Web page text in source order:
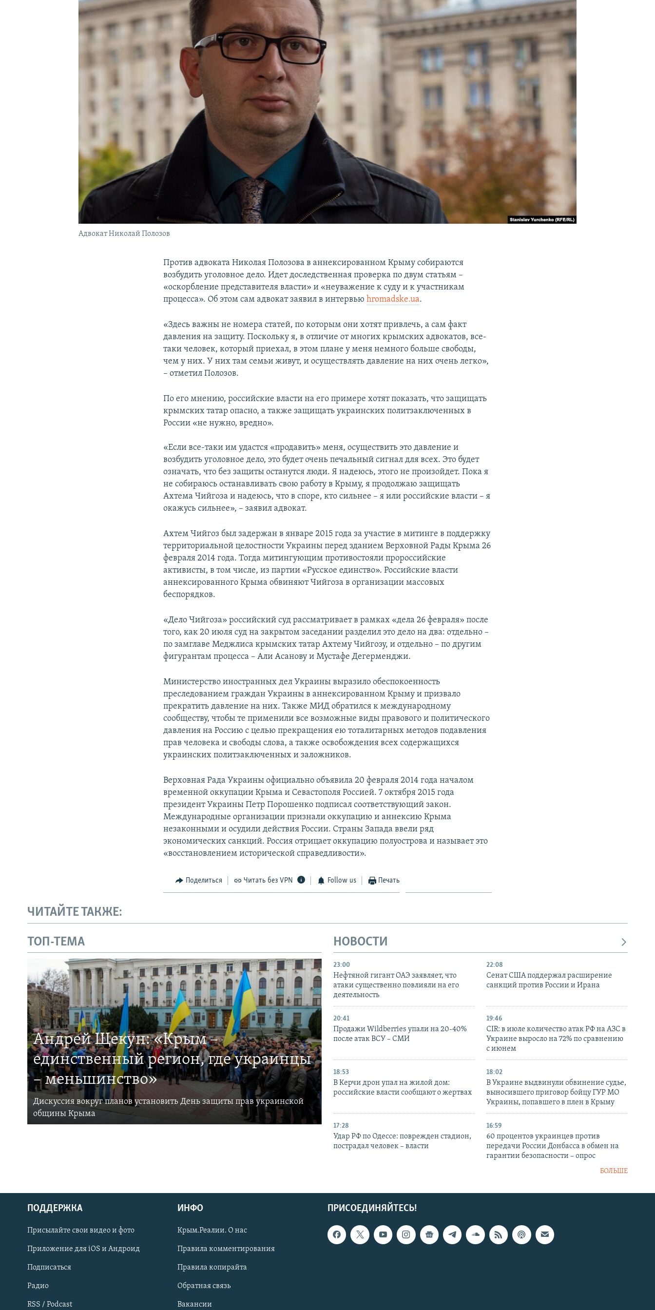
КРЫМ.НЕПОКОРЕННЫЙ
УКРАИНСКАЯ ПРОБЛЕМА КРЫМА
Українською
Qırımtatar
ПРИСОЕДИНЯЙТЕСЬ!
Адвокат Николай Полозов
Против адвоката Николая Полозова в аннексированном Крыму собираются
возбудить уголовное дело. Идет доследственная проверка по двум статьям –
«оскорбление представителя власти» и «неуважение к суду и к участникам
процесса». Об этом сам адвокат заявил в интервьюhromadske.ua.
«Здесь важны не номера статей, по которым они хотят привлечь, а сам факт
давления на защиту. Поскольку я, в отличие от многих крымских адвокатов, все-
таки человек, который приехал, в этом плане у меня немного больше свободы,
чем у них. У них там семьи живут, и осуществлять давление на них очень легко»,
– отметил Полозов.
По его мнению, российские власти на его примере хотят показать, что защищать
крымских татар опасно, а также защищать украинских политзаключенных в
России «не нужно, вредно».
«Если все-таки им удастся «продавить» меня, осуществить это давление и
возбудить уголовное дело, это будет очень печальный сигнал для всех. Это будет
означать, что без защиты останутся люди. Я надеюсь, этого не произойдет. Пока я
не собираюсь останавливать свою работу в Крыму, я продолжаю защищать
Ахтема Чийгоза и надеюсь, что в споре, кто сильнее – я или российские власти – я
окажусь сильнее», – заявил адвокат.
Ахтем Чийгоз был задержан в январе 2015 года за участие в митинге в поддержку
территориальной целостности Украины перед зданием Верховной Рады Крыма 26
февраля 2014 года. Тогда митингующим противостояли пророссийские
активисты, в том числе, из партии «Русское единство». Российские власти
аннексированного Крыма обвиняют Чийгоза в организации массовых
беспорядков.
«Дело Чийгоза» российский суд рассматривает в рамках «дела 26 февраля» после
того, как 20 июля суд на закрытом заседании разделил это дело на два: отдельно –
по замглаве Меджлиса крымских татар Ахтему Чийгозу, и отдельно – по другим
фигурантам процесса – Али Асанову и Мустафе Дегерменджи.
Министерство иностранных дел Украины выразило обеспокоенность
преследованием граждан Украины в аннексированном Крыму и призвало
прекратить давление на них. Также МИД обратился к международному
сообществу, чтобы те применили все возможные виды правового и политического
давления на Россию с целью прекращения ею тоталитарных методов подавления
прав человека и свободы слова, а также освобождения всех содержащихся
украинских политзаключенных и заложников.
Верховная Рада Украины официально объявила 20 февраля 2014 года началом
временной оккупации Крыма и Севастополя Россией. 7 октября 2015 года
президент Украины Петр Порошенко подписал соответствующий закон.
Международные организации признали оккупацию и аннексию Крыма
незаконными и осудили действия России. Страны Запада ввели ряд
экономических санкций. Россия отрицает оккупацию полуострова и называет это
«восстановлением исторической справедливости».
Поделиться Читать без VPN Follow us Печать
ЧИТАЙТЕ ТАКЖЕ:
ТОП-ТЕМА
Андрей Щекун: «Крым –
единственный регион, где украинцы
– меньшинство»
Дискуссия вокруг планов установить День защиты прав украинской
общины Крыма
НОВОСТИ
23:00
Нефтяной гигант ОАЭ заявляет, что
атаки существенно повлияли на его
деятельность
22:08
Сенат США поддержал расширение
санкций против России и Ирана
20:41
Продажи Wildberries упали на 20-40%
после атак ВСУ – СМИ
19:46
CIR: в июле количество атак РФ на АЗС в
Украине выросло на 72% по сравнению
с июнем
18:53
В Керчи дрон упал на жилой дом:
российские власти сообщают о жертвах
18:02
В Украине выдвинули обвинение судье,
выносившего приговор бойцу ГУР МО
Украины, попавшего в плен в Крыму
17:28
Удар РФ по Одессе: поврежден стадион,
пострадал человек – власти
16:59
60 процентов украинцев против
передачи России Донбасса в обмен на
гарантии безопасности – опрос
БОЛЬШЕ
ПРИСОЕДИНЯЙТЕСЬ!
ПОДДЕРЖКА
Присылайте свои видео и фото
Приложение для iOS и Андроид
Подписаться
Радио
RSS / Podcast
ИНФО
Крым.Реалии. О нас
Правила комментирования
Правила копирайта
Обратная связь
Вакансии